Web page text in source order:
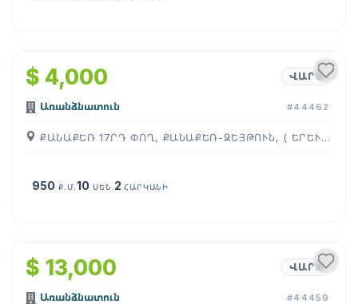
$ 4,000 ՎԱՐՁ
Առանձնատուն #44462
ՔԱՆԱՔԵՌ 17ՐԴ ՓՈՂ, ՔԱՆԱՔԵՌ-ԶԵՅԹՈՒՆ, ( ԵՐԵՒԱՆ )
950 Ք.Մ.10 ՍԵՆ. 2ՀԱՐԿԱՆԻ
$ 13,000 ՎԱՐՁ
Առանձնատուն #44459